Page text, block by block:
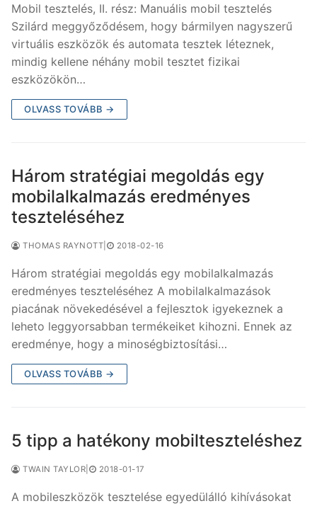
Mobil tesztelés, II. rész: Manuális mobil tesztelés
Szilárd meggyőződésem, hogy bármilyen nagyszerű
virtuális eszközök és automata tesztek léteznek,
mindig kellene néhány mobil tesztet fizikai
eszközökön…
OLVASS TOVÁBB →
Három stratégiai megoldás egy
mobilalkalmazás eredményes
teszteléséhez
THOMAS RAYNOTT 2018-02-16
Három stratégiai megoldás egy mobilalkalmazás
eredményes teszteléséhez A mobilalkalmazások
piacának növekedésével a fejlesztok igyekeznek a
leheto leggyorsabban termékeiket kihozni. Ennek az
eredménye, hogy a minoségbiztosítási…
OLVASS TOVÁBB →
5 tipp a hatékony mobilteszteléshez
TWAIN TAYLOR 2018-01-17
A mobileszközök tesztelése egyedülálló kihívásokat